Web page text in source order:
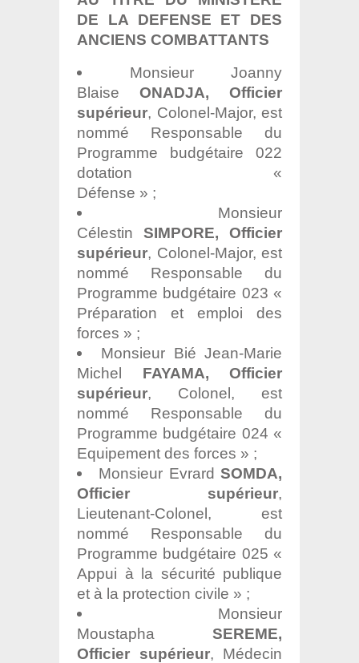
DE LA DEFENSE ET DES
ANCIENS COMBATTANTS
Monsieur Joanny
Blaise ONADJA, Officier
supérieur, Colonel-Major, est
nommé Responsable du
Programme budgétaire 022
dotation «
Défense » ;
Monsieur
Célestin SIMPORE, Officier
supérieur, Colonel-Major, est
nommé Responsable du
Programme budgétaire 023 «
Préparation et emploi des
forces » ;
Monsieur Bié Jean-Marie
Michel FAYAMA, Officier
supérieur, Colonel, est
nommé Responsable du
Programme budgétaire 024 «
Equipement des forces » ;
Monsieur EvrardSOMDA,
Officier supérieur,
Lieutenant-Colonel, est
nommé Responsable du
Programme budgétaire 025 «
Appui à la sécurité publique
et à la protection civile » ;
Monsieur
Moustapha SEREME,
Officier supérieur, Médecin